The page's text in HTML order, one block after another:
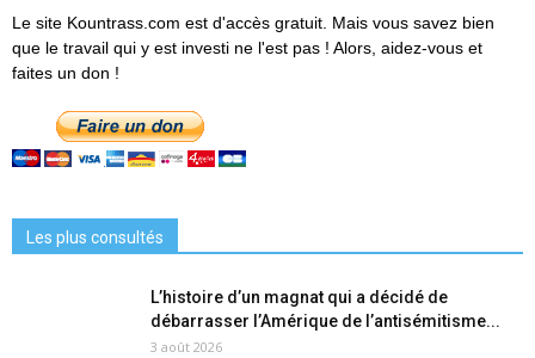
Le site Kountrass.com est d'accès gratuit. Mais vous savez bien
que le travail qui y est investi ne l'est pas ! Alors, aidez-vous et
faites un don !
Les plus consultés
L’histoire d’un magnat qui a décidé de
débarrasser l’Amérique de l’antisémitisme...
3 août 2026